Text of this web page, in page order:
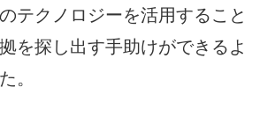
テクノロジーを活用すること
を探し出す手助けができるよ
。